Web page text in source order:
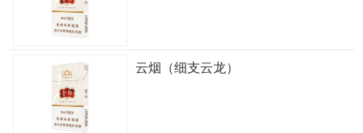
云烟（细支云龙）